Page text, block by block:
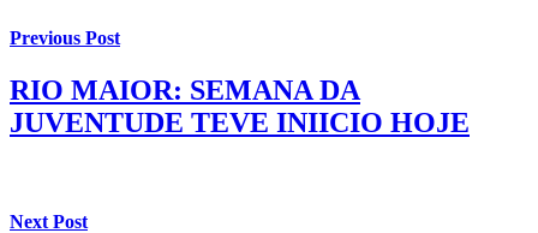
Previous Post
RIO MAIOR: SEMANA DA
JUVENTUDE TEVE INIICIO HOJE
Next Post